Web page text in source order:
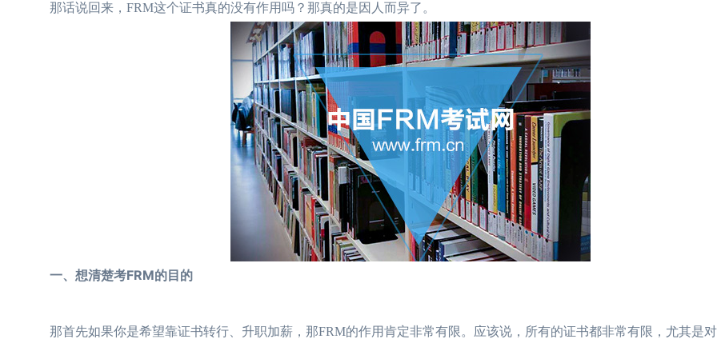
那话说回来，FRM这个证书真的没有作用吗？那真的是因人而异了。
一、想清楚考FRM的目的
那首先如果你是希望靠证书转行、升职加薪，那FRM的作用肯定非常有限。应该说，所有的证书都非常有限，尤其是